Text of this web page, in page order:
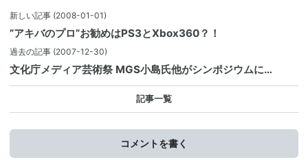
新しい記事 (2008-01-01)
”アキバのプロ”お勧めはPS3とXbox360？！
過去の記事 (2007-12-30)
文化庁メディア芸術祭 MGS小島氏他がシンポジウムに…
記事一覧
コメントを書く